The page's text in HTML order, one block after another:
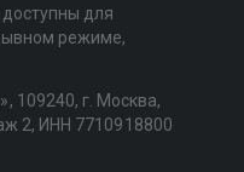
для
режиме,
109240, г. Москва,
2, ИНН 7710918800